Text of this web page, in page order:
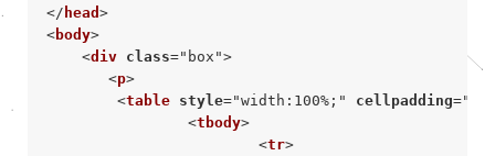
</ head >
<body>
<div class="box">
<p>
<table style="width:100%;" cellpadding="2"
<tbody>
<tr>